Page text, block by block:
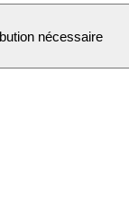
nécessaire